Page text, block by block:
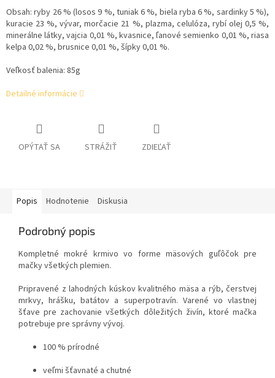
Obsah: ryby 26 % (losos 9 %, tuniak 6 %, biela ryba 6 %, sardinky 5 %),
kuracie 23 %, vývar, morčacie 21 %, plazma, celulóza, rybí olej 0,5 %,
minerálne látky, vajcia 0,01 %, kvasnice, ľanové semienko 0,01 %, riasa
kelpa 0,02 %, brusnice 0,01 %, šípky 0,01 %.
Veľkosť balenia: 85g
Detailné informácie
OPÝTAŤ SA STRÁŽIŤ ZDIEĽAŤ
Popis Hodnotenie Diskusia
Podrobný popis
Kompletné mokré krmivo vo forme mäsových guľôčok pre
mačky všetkých plemien.
Pripravené z lahodných kúskov kvalitného mäsa a rýb, čerstvej
mrkvy, hrášku, batátov a superpotravín. Varené vo vlastnej
šťave pre zachovanie všetkých dôležitých živín, ktoré mačka
potrebuje pre správny vývoj.
100 % prírodné
veľmi šťavnaté a chutné